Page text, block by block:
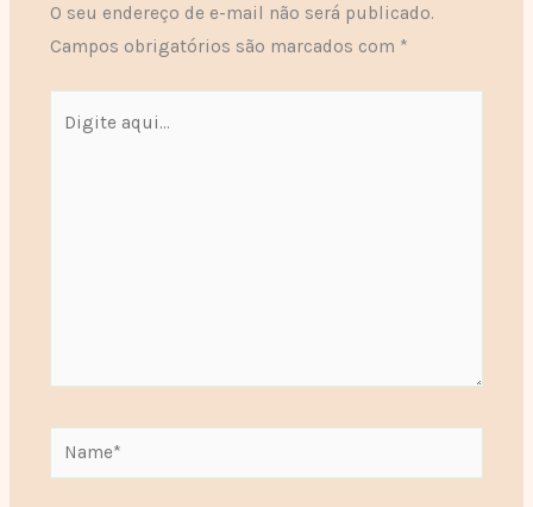
O seu endereço de e-mail não será publicado.
Campos obrigatórios são marcados com *
aqui...
Name*